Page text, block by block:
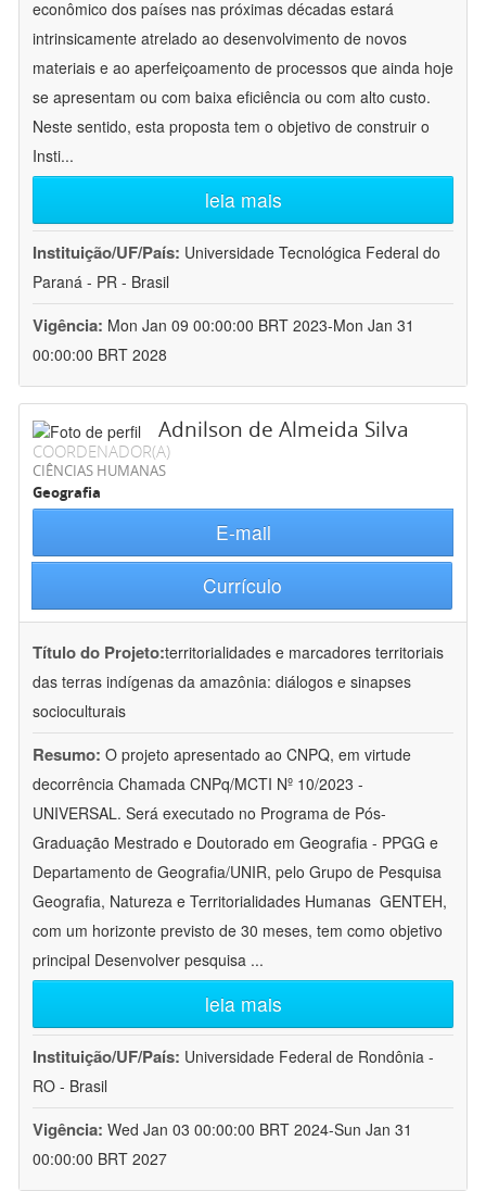
econômico dos países nas próximas décadas estará
intrinsicamente atrelado ao desenvolvimento de novos
materiais e ao aperfeiçoamento de processos que ainda hoje
se apresentam ou com baixa eficiência ou com alto custo.
Neste sentido, esta proposta tem o objetivo de construir o
Insti...
leia mais
Instituição/UF/País: Universidade Tecnológica Federal do
Paraná - PR - Brasil
Vigência: Mon Jan 09 00:00:00 BRT 2023-Mon Jan 31
00:00:00 BRT 2028
Adnilson de Almeida Silva
COORDENADOR(A)
CIÊNCIAS HUMANAS
Geografia
E-mail
Currículo
Título do Projeto:territorialidades e marcadores territoriais
das terras indígenas da amazônia: diálogos e sinapses
socioculturais
Resumo: O projeto apresentado ao CNPQ, em virtude
decorrência Chamada CNPq/MCTI Nº 10/2023 -
UNIVERSAL. Será executado no Programa de Pós-
Graduação Mestrado e Doutorado em Geografia - PPGG e
Departamento de Geografia/UNIR, pelo Grupo de Pesquisa
Geografia, Natureza e Territorialidades Humanas  GENTEH,
com um horizonte previsto de 30 meses, tem como objetivo
principal Desenvolver pesquisa ...
leia mais
Instituição/UF/País: Universidade Federal de Rondônia -
RO - Brasil
Vigência: Wed Jan 03 00:00:00 BRT 2024-Sun Jan 31
00:00:00 BRT 2027